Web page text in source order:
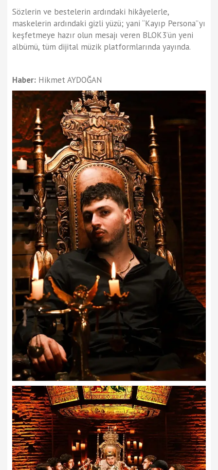
Sözlerin ve bestelerin ardındaki hikâyelerle,
maskelerin ardındaki gizli yüzü; yani “Kayıp Persona”yı
keşfetmeye hazır olun mesajı veren BLOK3’ün yeni
albümü, tüm dijital müzik platformlarında yayında.
Haber: Hikmet AYDOĞAN